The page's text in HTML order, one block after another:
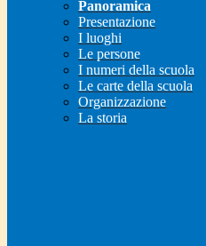
Panoramica
Presentazione
I luoghi
Le persone
I numeri della scuola
Le carte della scuola
Organizzazione
La storia